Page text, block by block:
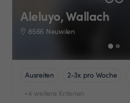
Aleluyo, Wallach
8566 Neuwilen
Ausreiten 2-3x pro Woche
+4 weitere Kriterien